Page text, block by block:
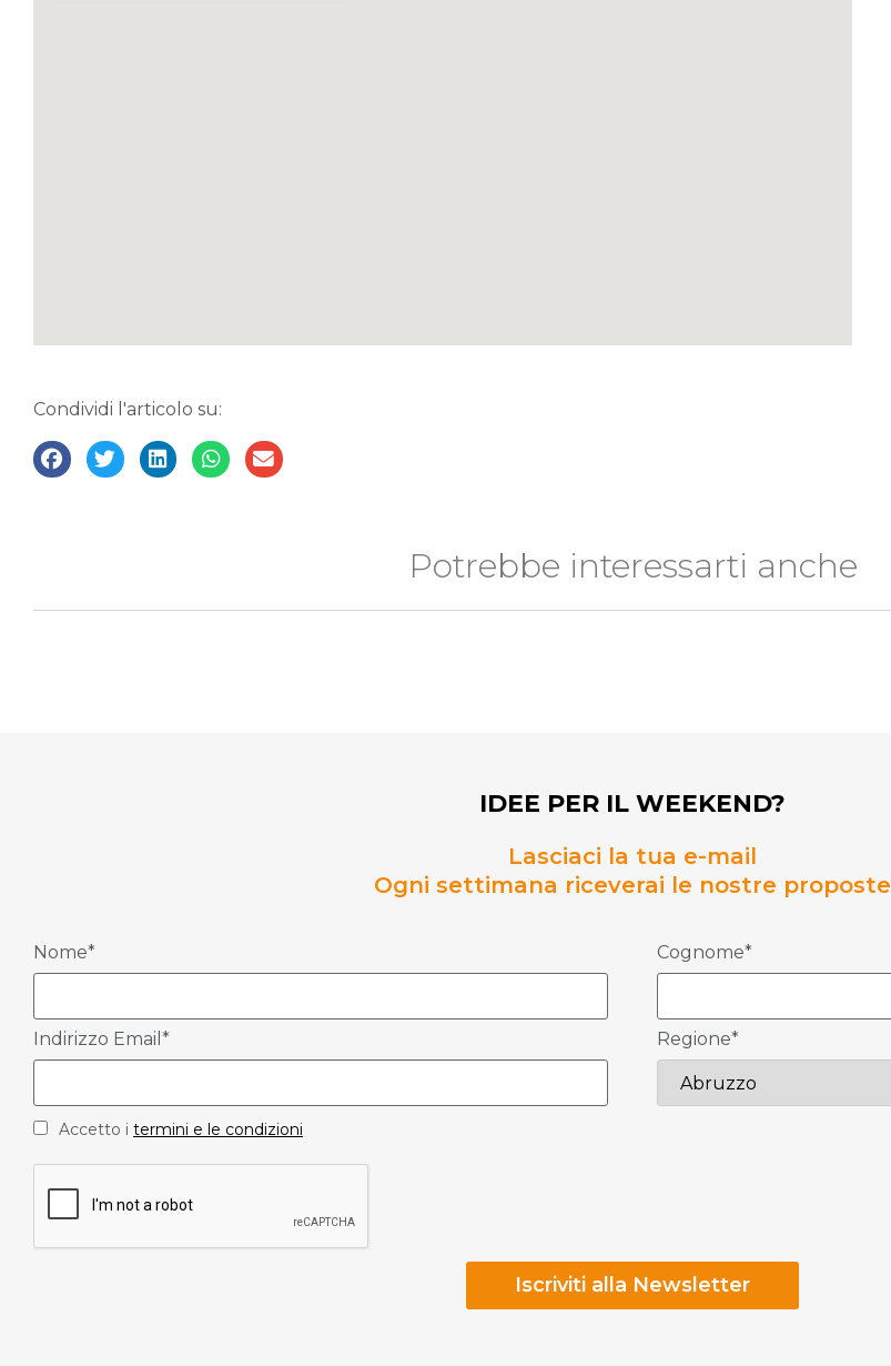
Condividi l'articolo su:
Potrebbe interessarti anche
IDEE PER IL WEEKEND?
Lasciaci la tua e-mail
Ogni settimana riceverai le nostre proposte
Nome* Cognome*
Indirizzo Email* Regione*
Accetto i termini e le condizioni